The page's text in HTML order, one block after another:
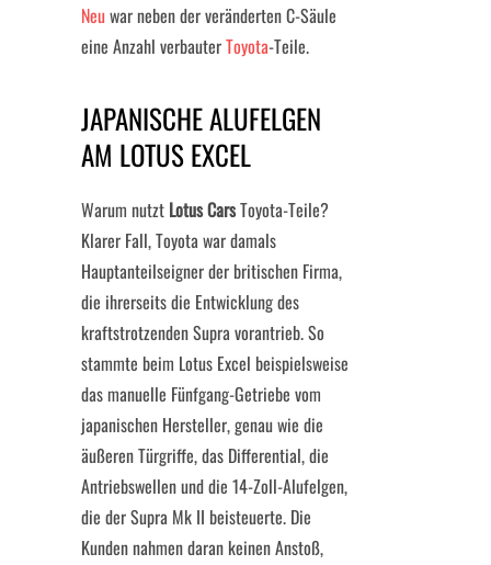
Neuwar neben der veränderten C-Säule
eine Anzahl verbauterToyota-Teile.
JAPANISCHE ALUFELGEN
AM LOTUS EXCEL
Warum nutzt Lotus CarsToyota-Teile?
Klarer Fall, Toyota war damals
Hauptanteilseigner der britischen Firma,
die ihrerseits die Entwicklung des
kraftstrotzenden Supra vorantrieb. So
stammte beim Lotus Excel beispielsweise
das manuelle Fünfgang-Getriebe vom
japanischen Hersteller, genau wie die
äußeren Türgriffe, das Differential, die
Antriebswellen und die 14-Zoll-Alufelgen,
die der Supra Mk II beisteuerte. Die
Kunden nahmen daran keinen Anstoß,